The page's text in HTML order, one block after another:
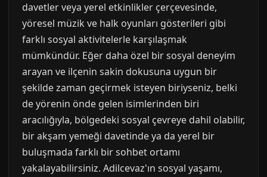
davetler veya yerel etkinlikler çerçevesinde,
yöresel müzik ve halk oyunları gösterileri gibi
farklı sosyal aktivitelerle karşılaşmak
mümkündür. Eğer daha özel bir sosyal deneyim
arayan ve ilçenin sakin dokusuna uygun bir
şekilde zaman geçirmek isteyen biriyseniz, belki
de yörenin önde gelen isimlerinden biri
aracılığıyla, bölgedeki sosyal çevreye dahil olabilir,
bir akşam yemeği davetinde ya da yerel bir
buluşmada farklı bir sohbet ortamı
yakalayabilirsiniz. Adilcevaz'ın sosyal yaşamı,